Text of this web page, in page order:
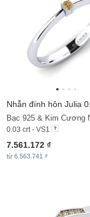
Nhẫn đính hôn Julia
Bạc 925 & Kim Cương
0.03 crt - VS1
7.561.172 ₫
từ 6.563.741 ₫